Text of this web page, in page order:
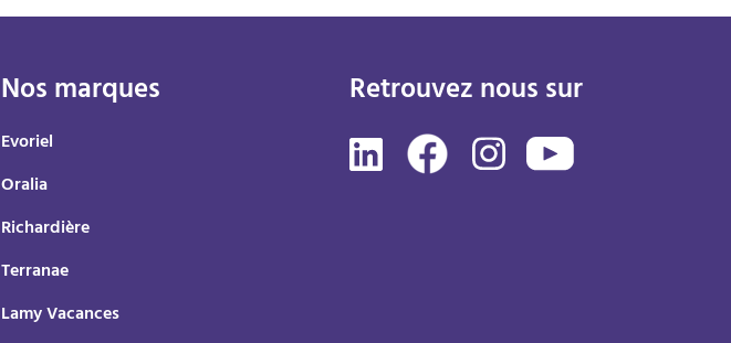
Nos marques
Evoriel
Oralia
Richardière
Terranae
Lamy Vacances
Retrouvez nous sur